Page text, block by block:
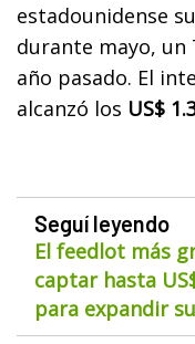
estadounidense
durante mayo, un
año pasado. El
alcanzó los US$
Seguí leyendo
El feedlot más
captar hasta
para expandir